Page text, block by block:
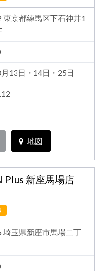
東京都練馬区下石神井1
13日・14日・25日
地図
Plus 新座馬場店
埼玉県新座市馬場二丁